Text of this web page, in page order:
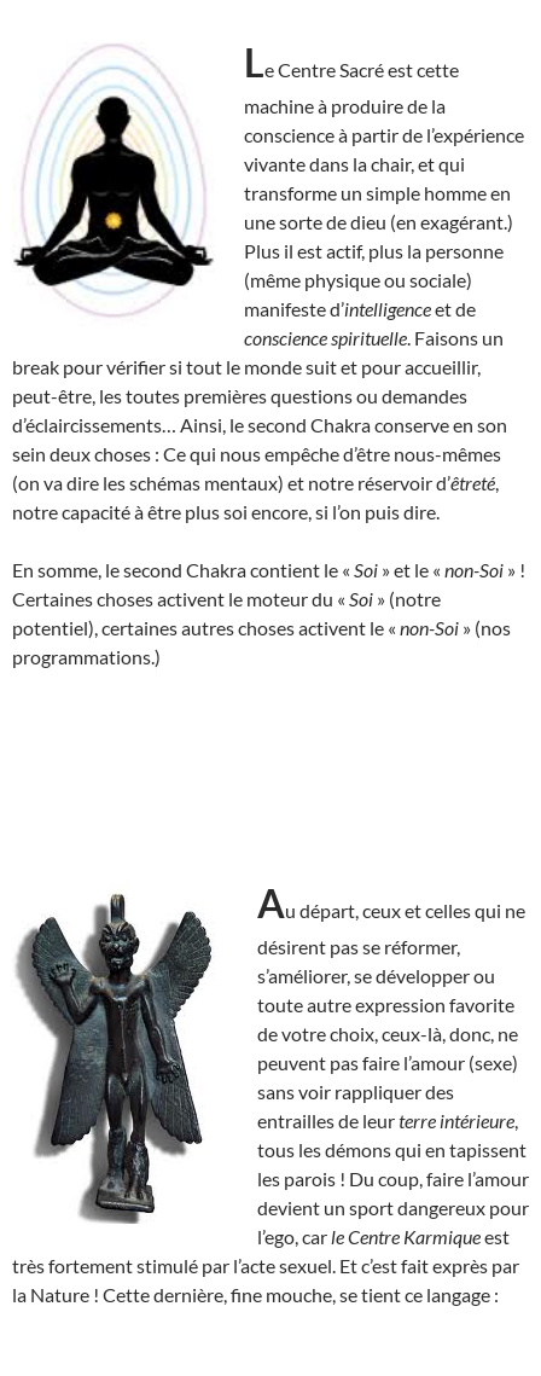
Le Centre Sacré est cette
machine à produire de la
conscience à partir de l’expérience
vivante dans la chair, et qui
transforme un simple homme en
une sorte de dieu (en exagérant.)
Plus il est actif, plus la personne
(même physique ou sociale)
manifeste d’intelligenceet de
conscience spirituelle . Faisons un
break pour vérifier si tout le monde suit et pour accueillir,
peut-être, les toutes premières questions ou demandes
d’éclaircissements… Ainsi, le second Chakra conserve en son
sein deux choses : Ce qui nous empêche d’être nous-mêmes
(on va dire les schémas mentaux) et notre réservoir d’êtreté
notre capacité à être plus soi encore, si l’on puis dire.
En somme, le second Chakra contient le « Soi » et le « non-Soi » !
Certaines choses activent le moteur du « Soi » (notre
potentiel), certaines autres choses activent le « non-Soi » (nos
programmations.)
Au départ, ceux et celles qui ne
désirent pas se réformer,
s’améliorer, se développer ou
toute autre expression favorite
de votre choix, ceux-là, donc, ne
peuvent pas faire l’amour (sexe)
sans voir rappliquer des
entrailles de leurterre intérieure
tous les démons qui en tapissent
les parois ! Du coup, faire l’amour
devient un sport dangereux pour
l’ego, car le Centre Karmiqueest
très fortement stimulé par l’acte sexuel. Et c’est fait exprès par
la Nature ! Cette dernière, fine mouche, se tient ce langage :